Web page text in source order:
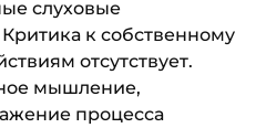
слуховые
к собственному
отсутствует.
мышление,
процесса